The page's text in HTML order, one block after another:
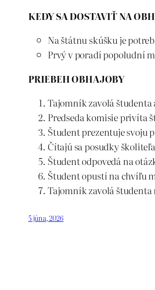
KEDY SA DOSTAVIŤ NA
Na štátnu skúšku je
Prvý v poradí popoludní
PRIEBEH OBHAJOBY
Tajomník zavolá
Predseda komisie privíta
Študent prezentuje svoju
Čítajú sa posudky
Študent odpovedá na
Študent opustí na chvíľu
Tajomník zavolá študenta
5 júna, 2026